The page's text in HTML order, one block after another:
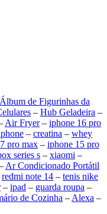
Álbum de Figurinhas da
– Hub Geladeira –
Air Fryer– iphone 16 pro
– creatina – whey
pro max – iphone 15 pro
series s – xiaomi –
Ar Condicionado Portátil
redmi note 14 – tenis nike
– ipad – guarda roupa –
de Cozinha – Alexa –